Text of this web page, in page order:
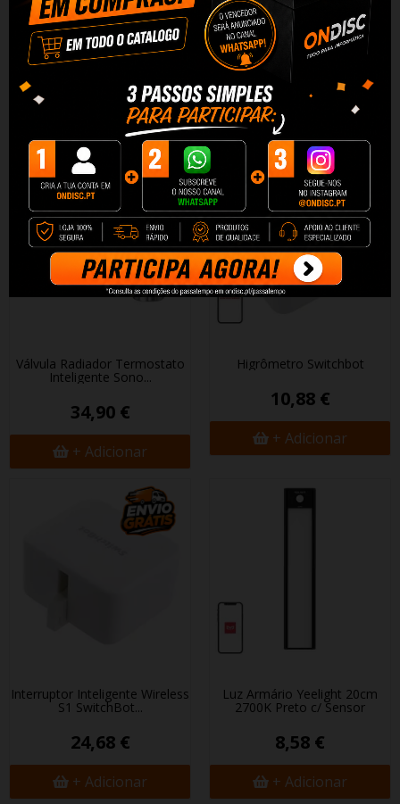
Camera Segurança Externa
Sonoff Wifi CAM-B1P 2K
31,89 €
+ Adicionar
Sensor Inundação Agua Zigbee
Sonoff SNZB-05P...
11,69 €
+ Adicionar
Válvula Radiador Termostato
Inteligente Sonoff...
34,90 €
+ Adicionar
Higrômetro Switchbot
10,88 €
+ Adicionar
Interruptor Inteligente Wireless
S1 SwitchBot...
24,68 €
+ Adicionar
Luz Armário Yeelight 20cm
2700K Preto c/ Sensor
8,58 €
+ Adicionar